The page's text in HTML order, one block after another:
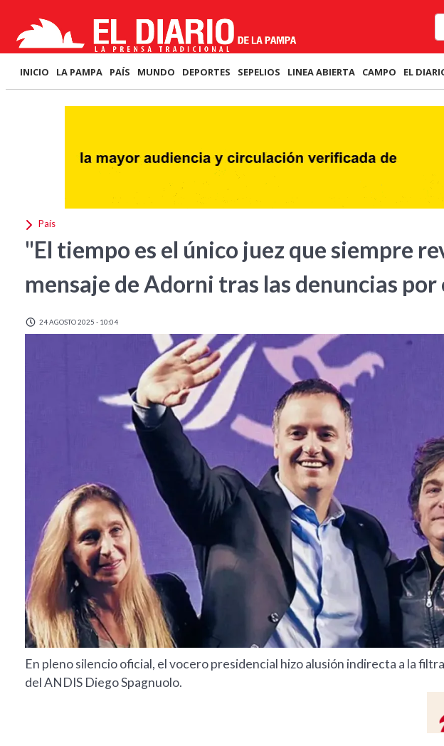
INICIO LA PAMPA PAÍS MUNDO DEPORTES SEPELIOS LINEA ABIERTA CAMPO EL
País
"El tiempo es el único juez que siempre
mensaje de Adorni tras las denuncias por
24 AGOSTO 2025 - 10:04
En pleno silencio oficial, el vocero presidencial hizo alusión indirecta a la
del ANDIS Diego Spagnuolo.